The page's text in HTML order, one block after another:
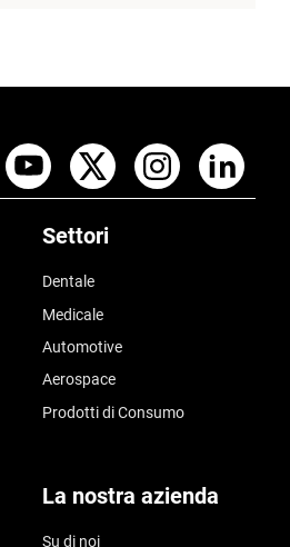
Settori
Dentale
Medicale
Automotive
Aerospace
Prodotti di Consumo
La nostra azienda
Su di noi